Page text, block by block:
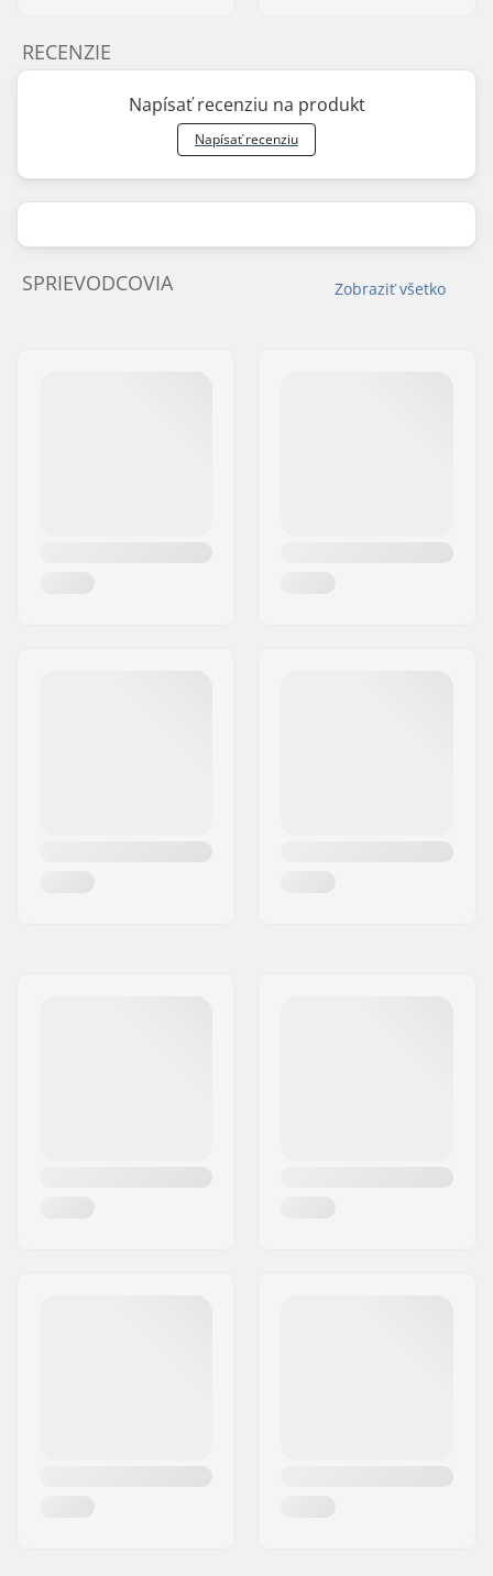
RECENZIE
Napísať recenziu na produkt
Napísať recenziu
Zobraziť všetko
SPRIEVODCOVIA